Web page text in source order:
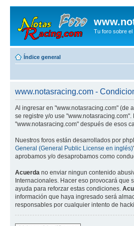
Tu foro sobre el
Índice general
www.notasracing.com -
Al ingresar en "www.notasracing.com" (de
se registre y/o use
"www.notasracing.com" después de esos
Nuestros foros están desarrollados por
General (General Public License en inglés)
aprobamos y/o desaprobamos como
Acuerda no enviar ningun contenido
Internacionales. Hacer eso provocará que
ayuda para reforzar estas condiciones.
información que haya ingresado será
responsables por cualquier intento de